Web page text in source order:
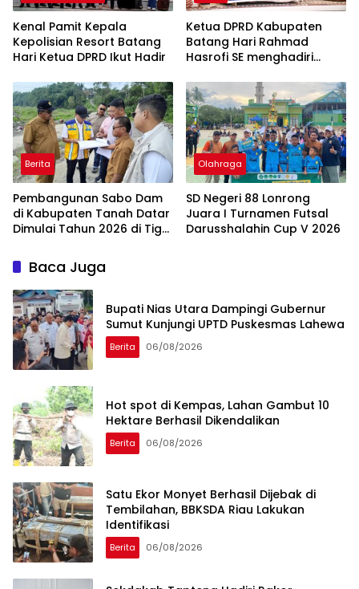
Kenal Pamit Kepala
Kepolisian Resort Batang
Hari ‎Ketua DPRD Ikut Hadir
Ketua DPRD Kabupaten
Batang Hari Rahmad
Hasrofi SE menghadiri
Bank Jambi
Berita
Pembangunan Sabo Dam
di Kabupaten Tanah Datar
Dimulai Tahun 2026 di Tiga
Olahraga
SD Negeri 88 Lonrong
Juara I Turnamen Futsal
Darusshalahin Cup V 2026
Baca Juga
Bupati Nias Utara Dampingi Gubernur
Sumut Kunjungi UPTD Puskesmas Lahewa
Berita 06/08/2026
Hot spot di Kempas, Lahan Gambut 10
Hektare Berhasil Dikendalikan
Berita 06/08/2026
Satu Ekor Monyet Berhasil Dijebak di
Tembilahan, BBKSDA Riau Lakukan
Identifikasi
Berita 06/08/2026